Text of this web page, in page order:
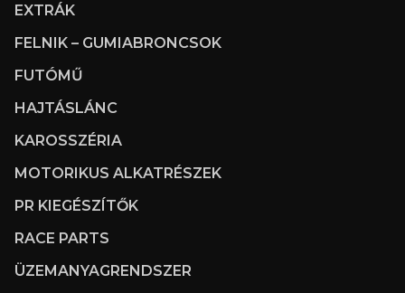
EXTRÁK
FELNIK – GUMIABRONCSOK
FUTÓMŰ
HAJTÁSLÁNC
KAROSSZÉRIA
MOTORIKUS ALKATRÉSZEK
PR KIEGÉSZÍTŐK
RACE PARTS
ÜZEMANYAGRENDSZER